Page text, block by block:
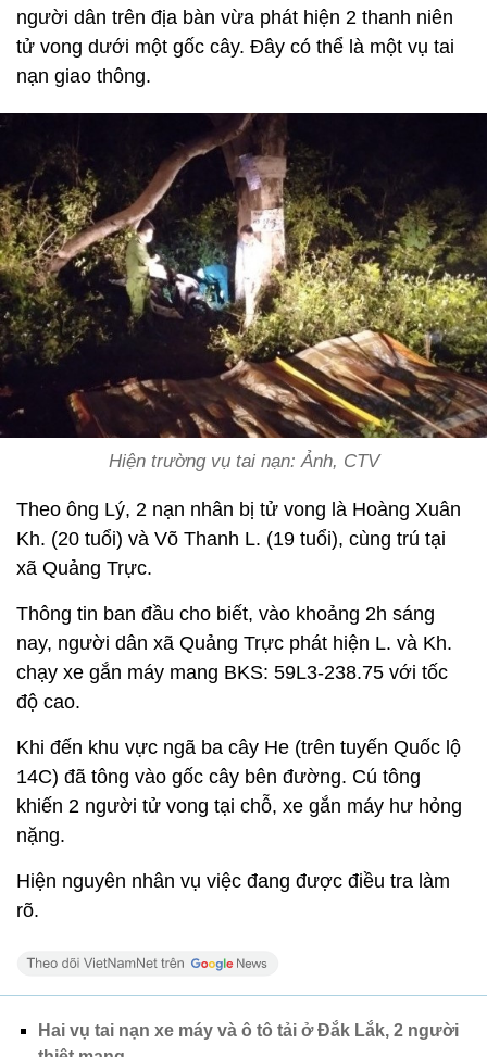
người dân trên địa bàn vừa phát hiện 2 thanh niên
tử vong dưới một gốc cây. Đây có thể là một vụ tai
nạn giao thông.
Hiện trường vụ tai nạn: Ảnh, CTV
Theo ông Lý, 2 nạn nhân bị tử vong là Hoàng Xuân
Kh. (20 tuổi) và Võ Thanh L. (19 tuổi), cùng trú tại
xã Quảng Trực.
Thông tin ban đầu cho biết, vào khoảng 2h sáng
nay, người dân xã Quảng Trực phát hiện L. và Kh.
chạy xe gắn máy mang BKS: 59L3-238.75 với tốc
độ cao.
Khi đến khu vực ngã ba cây He (trên tuyến Quốc lộ
14C) đã tông vào gốc cây bên đường. Cú tông
khiến 2 người tử vong tại chỗ, xe gắn máy hư hỏng
nặng.
Hiện nguyên nhân vụ việc đang được điều tra làm
rõ.
Hai vụ tai nạn xe máy và ô tô tải ở Đắk Lắk, 2 người